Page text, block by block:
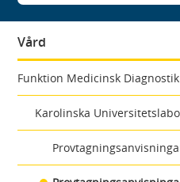
Vård
Funktion Medicinsk
Karolinska